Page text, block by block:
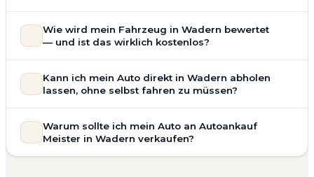
Motorschaden, Getriebeschaden, abgelaufenem TÜV oder
allgemeinem Reparaturbedarf direkt in Wadern an. Der
Bewertung ein. Anders als Online-Rechner berücksichtigen
wir den realen Zustand und die aktuelle Nachfrage für eine
Unfallwagen Wadern Motorschaden
Ohne TÜV
Getriebeschaden
Faire Bewertung
Wie wird mein Fahrzeug in Wadern bewertet
— und ist das wirklich kostenlos?
ist vollständig kostenlos und unverbindlich. Wir prüfen Marke,
Modell, Baujahr, Kilometerstand, Ausstattung, Pflegezustand
Schätzung, sondern eine fundierte Einschätzung, die nah am
tatsächlichen Verkaufspreis liegt — speziell für den Markt in
Saarland.
Kann ich mein Auto direkt in Wadern abholen
lassen, ohne selbst fahren zu müssen?
umfasst die kostenlose Abholung direkt an Ihrer Adresse —
egal ob zu Hause, am Arbeitsplatz oder an einem Treffpunkt
Warum sollte ich mein Auto an Autoankauf
Meister in Wadern verkaufen?